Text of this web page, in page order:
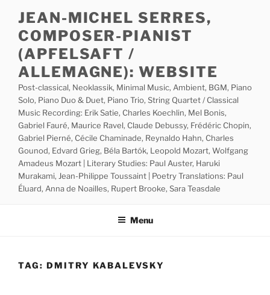
content
JEAN-MICHEL SERRES,
COMPOSER-PIANIST
(APFELSAFT /
ALLEMAGNE): WEBSITE
Post-classical, Neoklassik, Minimal Music, Ambient, BGM, Piano
Solo, Piano Duo & Duet, Piano Trio, String Quartet / Classical
Music Recording: Erik Satie, Charles Koechlin, Mel Bonis,
Gabriel Fauré, Maurice Ravel, Claude Debussy, Frédéric Chopin,
Gabriel Pierné, Cécile Chaminade, Reynaldo Hahn, Charles
Gounod, Edvard Grieg, Béla Bartók, Leopold Mozart, Wolfgang
Amadeus Mozart | Literary Studies: Paul Auster, Haruki
Murakami, Jean-Philippe Toussaint | Poetry Translations: Paul
Éluard, Anna de Noailles, Rupert Brooke, Sara Teasdale
Menu
TAG: DMITRY KABALEVSKY